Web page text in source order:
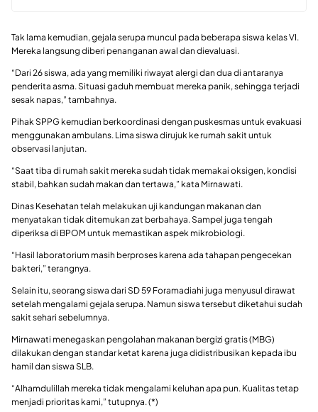
Tak lama kemudian, gejala serupa muncul pada beberapa siswa kelas VI.
Mereka langsung diberi penanganan awal dan dievaluasi.
“Dari 26 siswa, ada yang memiliki riwayat alergi dan dua di antaranya
penderita asma. Situasi gaduh membuat mereka panik, sehingga terjadi
sesak napas,” tambahnya.
Pihak SPPG kemudian berkoordinasi dengan puskesmas untuk evakuasi
menggunakan ambulans. Lima siswa dirujuk ke rumah sakit untuk
observasi lanjutan.
“Saat tiba di rumah sakit mereka sudah tidak memakai oksigen, kondisi
stabil, bahkan sudah makan dan tertawa,” kata Mirnawati.
Dinas Kesehatan telah melakukan uji kandungan makanan dan
menyatakan tidak ditemukan zat berbahaya. Sampel juga tengah
diperiksa di BPOM untuk memastikan aspek mikrobiologi.
“Hasil laboratorium masih berproses karena ada tahapan pengecekan
bakteri,” terangnya.
Selain itu, seorang siswa dari SD 59 Foramadiahi juga menyusul dirawat
setelah mengalami gejala serupa. Namun siswa tersebut diketahui sudah
sakit sehari sebelumnya.
Mirnawati menegaskan pengolahan makanan bergizi gratis (MBG)
dilakukan dengan standar ketat karena juga didistribusikan kepada ibu
hamil dan siswa SLB.
“Alhamdulillah mereka tidak mengalami keluhan apa pun. Kualitas tetap
menjadi prioritas kami,” tutupnya. (*)